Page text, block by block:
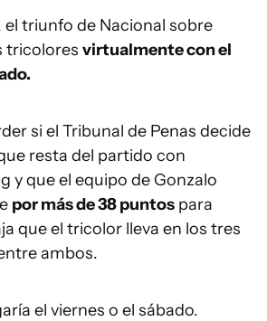
triunfo de Nacional sobre
tricolores virtualmente con el
si el Tribunal de Penas decide
resta del partido con
y que el equipo de Gonzalo
por más de 38 puntos para
que el tricolor lleva en los tres
ambos.
el viernes o el sábado.